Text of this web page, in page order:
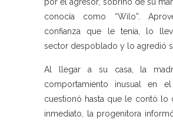
por el agresor, sobrino de su
conocía como “Wilo”.
confianza que le tenía, lo
sector despoblado y lo agredió
Al llegar a su casa, la
comportamiento inusual en
cuestionó hasta que le contó lo
inmediato, la progenitora